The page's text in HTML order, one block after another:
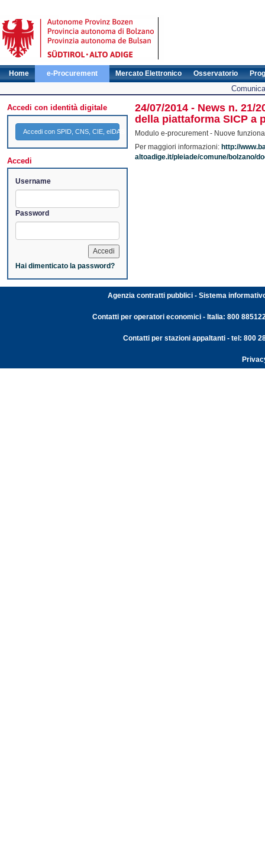
Home e-Procurement Mercato Elettronico Osservatorio
Accedi con identità digitale
Accedi con SPID, CNS, CIE, eIDAS
Accedi
Username
Password
Hai dimenticato la password?
24/07/2014 - News n. 21/
della piattaforma SICP a
Modulo e-procurement - Nuove
Per maggiori informazioni: http://
altoadige.it/pleiade/comune/bolzano/
Agenzia contratti pubblici - Sistema
Contatti per operatori economici - Italia: 800
Contatti per stazioni appaltanti - tel: 800